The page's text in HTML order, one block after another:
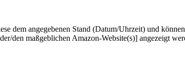
dem angegebenen Stand (Datum/Uhrzeit) und
den maßgeblichen Amazon-Website(s)] angezeigt